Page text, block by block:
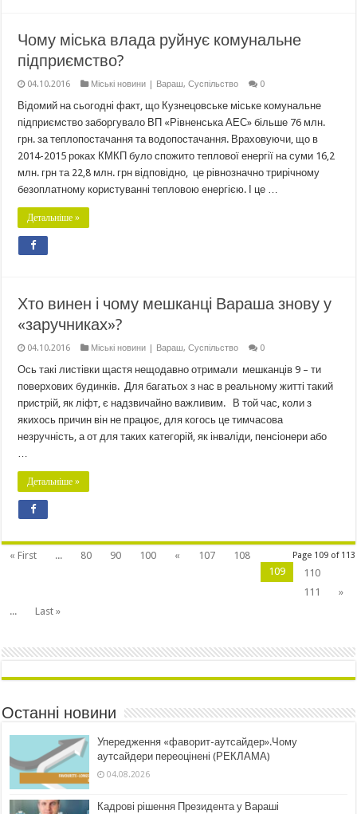
Чому міська влада руйнує комунальне
підприємство?
04.10.2016 Міські новини | Вараш,Суспільство 0
Відомий на сьогодні факт, що Кузнецовське міське комунальне
підприємство заборгувало ВП «Рівненська АЕС» більше 76 млн.
грн. за теплопостачання та водопостачання. Враховуючи, що в
2014-2015 роках КМКП було спожито теплової енергії на суми 16,2
млн. грн та 22,8 млн. грн відповідно, це рівнозначно трирічному
безоплатному користуванні тепловою енергією. І це …
Детальніше »
Хто винен і чому мешканці Вараша знову у
«заручниках»?
04.10.2016 Міські новини | Вараш,Суспільство 0
Ось такі листівки щастя нещодавно отримали мешканців 9 – ти
поверхових будинків. Для багатьох з нас в реальному житті такий
пристрій, як ліфт, є надзвичайно важливим. В той час, коли з
якихось причин він не працює, для когось це тимчасова
незручність, а от для таких категорій, як інваліди, пенсіонери або
…
Детальніше »
Page 109 of 113
« First ... 80 90 100 « 107
108
109
110
111
»
...
Last »
Останні новини
Упередження «фаворит-аутсайдер».Чому
аутсайдери переоцінені (РЕКЛАМА)
04.08.2026
Кадрові рішення Президента у Вараші